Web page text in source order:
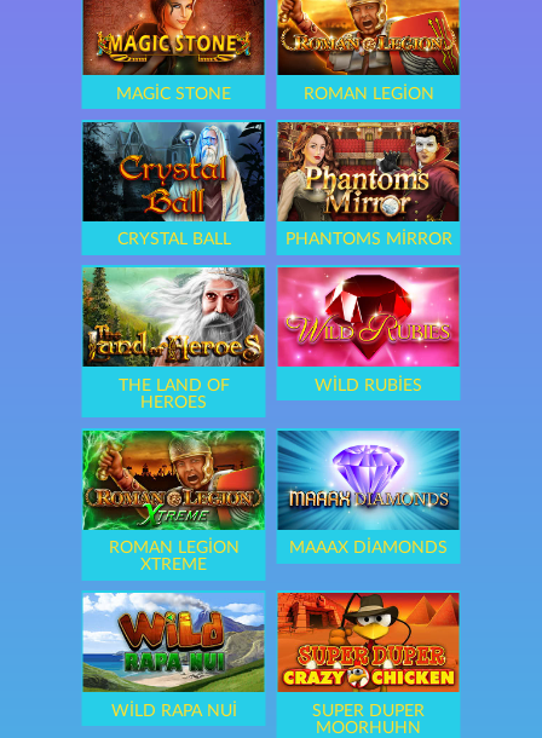
MAGIC STONE ROMAN LEGION
CRYSTAL BALL PHANTOMS MIRROR
THE LAND OF
HEROES
WILD RUBIES
ROMAN LEGION
XTREME
MAAAX DIAMONDS
WILD RAPA NUI
SUPER DUPER
MOORHUHN